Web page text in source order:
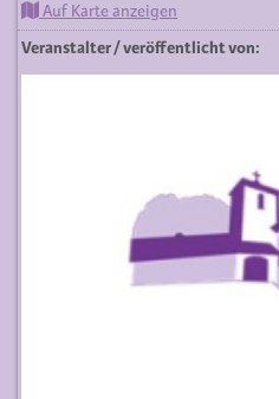
Auf Karte anzeigen
Veranstalter / veröffentlicht von: